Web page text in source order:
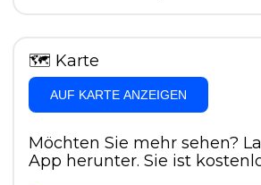
🗺 Karte
AUF KARTE ANZEIGEN
Möchten Sie mehr sehen?
App herunter. Sie ist